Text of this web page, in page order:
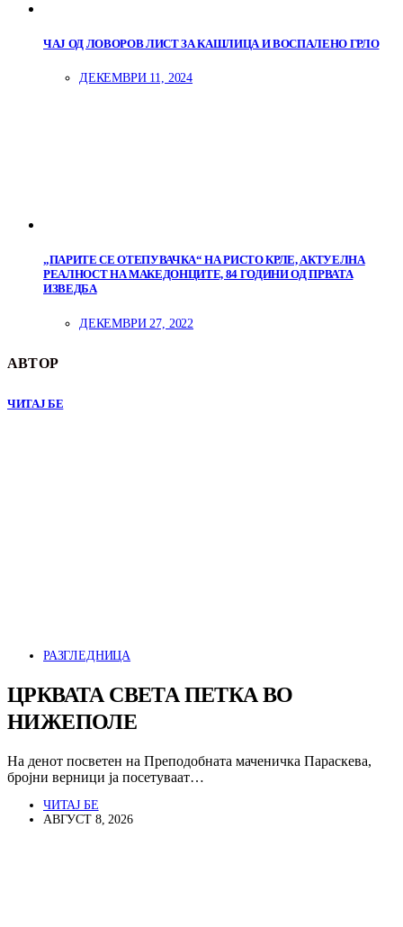
ЧАЈ ОД ЛОВОРОВ ЛИСТ ЗА КАШЛИЦА И ВОСПАЛЕНО ГРЛО
ДЕКЕМВРИ 11, 2024
„ПАРИТЕ СЕ ОТЕПУВАЧКА“ НА РИСТО КРЛЕ, АКТУЕЛНА
РЕАЛНОСТ НА МАКЕДОНЦИТЕ, 84 ГОДИНИ ОД ПРВАТА
ИЗВЕДБА
ДЕКЕМВРИ 27, 2022
АВТОР
ЧИТАЈ БЕ
РАЗГЛЕДНИЦА
ЦРКВАТА СВЕТА ПЕТКА ВО
НИЖЕПОЛЕ
На денот посветен на Преподобната маченичка Параскева,
бројни верници ја посетуваат…
ЧИТАЈ БЕ
АВГУСТ 8, 2026